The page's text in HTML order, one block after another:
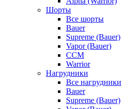
Шорты
Все шорты
Bauer
Supreme (Bauer)
Vapor (Bauer)
CCM
Warrior
Нагрудники
Все нагрудники
Bauer
Supreme (Bauer)